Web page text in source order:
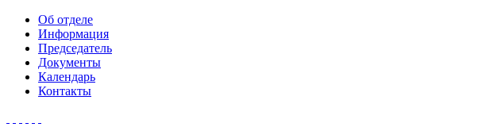
Об отделе
Информация
Председатель
Документы
Календарь
Контакты